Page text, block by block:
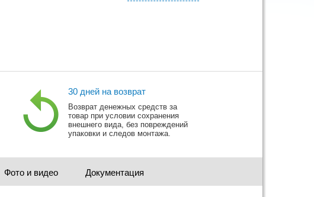
30 дней на возврат
Возврат денежных средств за
товар при условии сохранения
внешнего вида, без повреждений
упаковки и следов монтажа.
Фото и видео Документация